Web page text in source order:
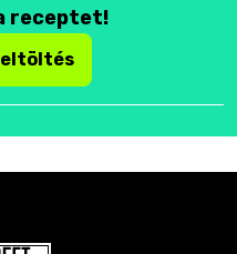
receptet!